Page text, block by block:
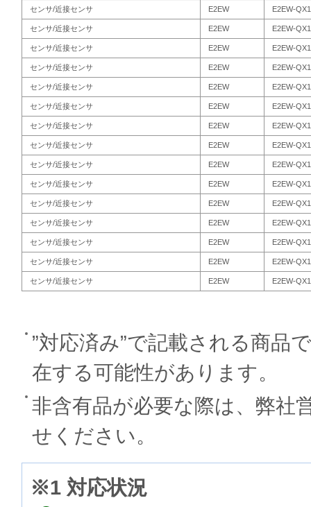
センサ/近接センサ E2EW E2EW-
センサ/近接センサ E2EW E2EW-
センサ/近接センサ E2EW E2EW-
センサ/近接センサ E2EW E2EW-
センサ/近接センサ E2EW E2EW-
センサ/近接センサ E2EW E2EW-
センサ/近接センサ E2EW E2EW-
センサ/近接センサ E2EW E2EW-
センサ/近接センサ E2EW E2EW-
センサ/近接センサ E2EW E2EW-
センサ/近接センサ E2EW E2EW-
センサ/近接センサ E2EW E2EW-
センサ/近接センサ E2EW E2EW-
センサ/近接センサ E2EW E2EW-
センサ/近接センサ E2EW E2EW-
”対応済み”で記載される商品
在する可能性があります。
非含有品が必要な際は、弊社
せください。
※1 対応状況